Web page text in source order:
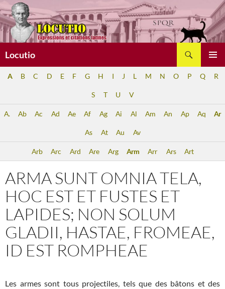
Aller
au
contenu
Locutio
A B C D E F G H I J L M N O P Q R
S T U V
A. Ab Ac Ad Ae Af Ag Ai Al Am An Ap Aq Ar
As At Au Av
Arb Arc Ard Are Arg Arm Arr Ars Art
ARMA SUNT OMNIA TELA,
HOC EST ET FUSTES ET
LAPIDES; NON SOLUM
GLADII, HASTAE, FROMEAE,
ID EST ROMPHEAE
Les armes sont tous projectiles, tels que des bâtons et des